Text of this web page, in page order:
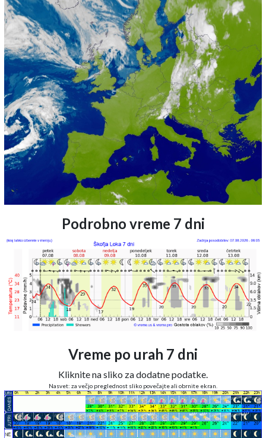
Podrobno vreme 7 dni
Vreme po urah 7 dni
Kliknite na sliko za dodatne podatke.
Nasvet: za večjo preglednost sliko povečajte ali obrnite ekran.